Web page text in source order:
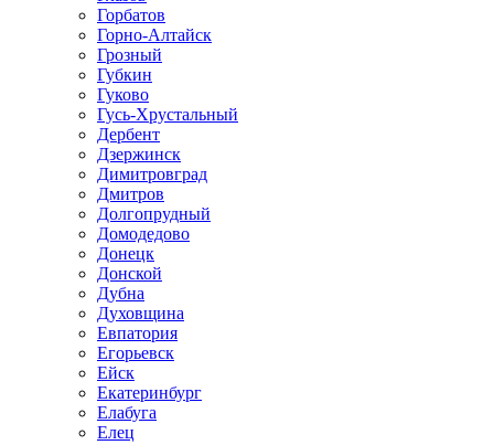
Горбатов
Горно-Алтайск
Грозный
Губкин
Гуково
Гусь-Хрустальный
Дербент
Дзержинск
Димитровград
Дмитров
Долгопрудный
Домодедово
Донецк
Донской
Дубна
Духовщина
Евпатория
Егорьевск
Ейск
Екатеринбург
Елабуга
Елец